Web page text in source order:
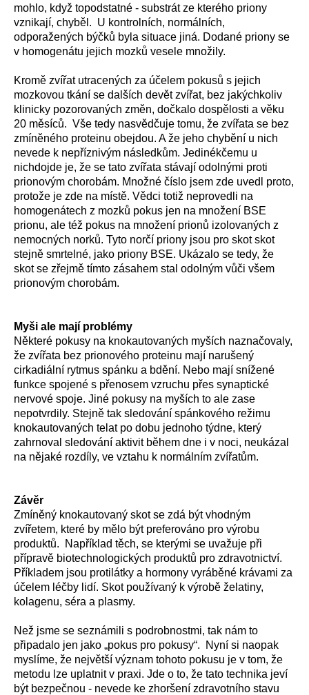
mohlo, když topodstatné - substrát ze kterého priony
vznikají, chyběl. U kontrolních, normálních,
odporažených býčků byla situace jiná. Dodané priony se
v homogenátu jejich mozků vesele množily.
Kromě zvířat utracených za účelem pokusů s jejich
mozkovou tkání se dalších devět zvířat, bez jakýchkoliv
klinicky pozorovaných změn, dočkalo dospělosti a věku
20 měsíců. Vše tedy nasvědčuje tomu, že zvířata se bez
zmíněného proteinu obejdou. A že jeho chybění u nich
nevede k nepříznivým následkům. Jedinékčemu u
nichdojde je, že se tato zvířata stávají odolnými proti
prionovým chorobám. Množné číslo jsem zde uvedl proto,
protože je zde na místě. Vědci totiž neprovedli na
homogenátech z mozků pokus jen na množení BSE
prionu, ale též pokus na množení prionů izolovaných z
nemocných norků. Tyto norčí priony jsou pro skot skot
stejně smrtelné, jako priony BSE. Ukázalo se tedy, že
skot se zřejmě tímto zásahem stal odolným vůči všem
prionovým chorobám.
Myši ale mají problémy
Některé pokusy na knokautovaných myších naznačovaly,
že zvířata bez prionového proteinu mají narušený
cirkadiální rytmus spánku a bdění. Nebo mají snížené
funkce spojené s přenosem vzruchu přes synaptické
nervové spoje. Jiné pokusy na myších to ale zase
nepotvrdily. Stejně tak sledování spánkového režimu
knokautovaných telat po dobu jednoho týdne, který
zahrnoval sledování aktivit během dne i v noci, neukázal
na nějaké rozdíly, ve vztahu k normálním zvířatům.
Závěr
Zmíněný knokautovaný skot se zdá být vhodným
zvířetem, které by mělo být preferováno pro výrobu
produktů. Například těch, se kterými se uvažuje při
přípravě biotechnologických produktů pro zdravotnictví.
Příkladem jsou protilátky a hormony vyráběné krávami za
účelem léčby lidí. Skot používaný k výrobě želatiny,
kolagenu, séra a plasmy.
Než jsme se seznámili s podrobnostmi, tak nám to
připadalo jen jako „pokus pro pokusy“. Nyní si naopak
myslíme, že největší význam tohoto pokusu je v tom, že
metodu lze uplatnit v praxi. Jde o to, že tato technika jeví
být bezpečnou - nevede ke zhoršení zdravotního stavu